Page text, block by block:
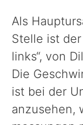
Presse
Formulare &
Als
Stelle ist
links“, von
Die
ist bei der
anzusehen,